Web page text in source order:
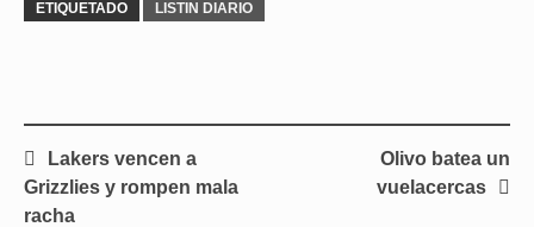
ETIQUETADO LISTIN DIARIO
Navegación
de
entradas
Lakers vencen a
Grizzlies y rompen mala
racha
Olivo batea un
vuelacercas